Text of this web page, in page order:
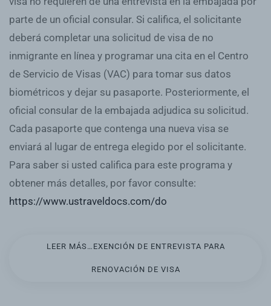
parte de un oficial consular. Si califica, el solicitante
deberá completar una solicitud de visa de no
inmigrante en línea y programar una cita en el Centro
de Servicio de Visas (VAC) para tomar sus datos
biométricos y dejar su pasaporte. Posteriormente, el
oficial consular de la embajada adjudica su solicitud.
Cada pasaporte que contenga una nueva visa se
enviará al lugar de entrega elegido por el solicitante.
Para saber si usted califica para este programa y
obtener más detalles, por favor consulte:
https://www.ustraveldocs.com/do
LEER MÁS…EXENCIÓN DE ENTREVISTA PARA
RENOVACIÓN DE VISA